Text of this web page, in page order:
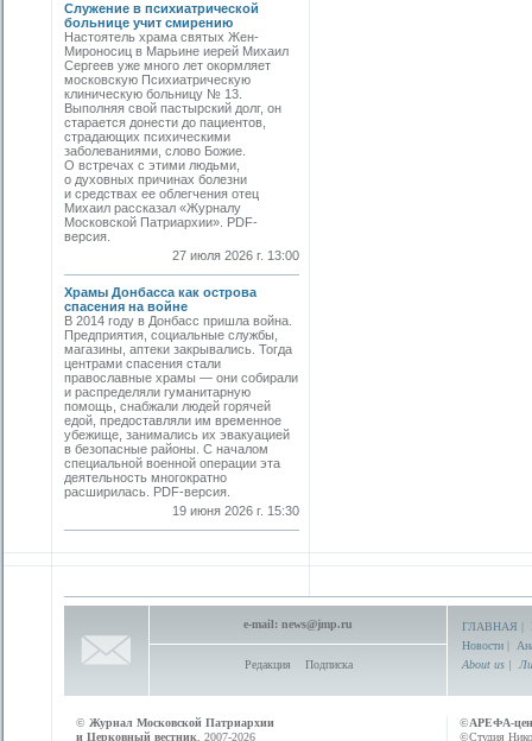
Служение в психиатрической
больнице учит смирению
Настоятель храма святых Жен-
Мироносиц в Марьине иерей Михаил
Сергеев уже много лет окормляет
московскую Психиатрическую
клиническую больницу № 13.
Выполняя свой пастырский долг, он
старается донести до пациентов,
страдающих психическими
заболеваниями, слово Божие.
О встречах с этими людьми,
о духовных причинах болезни
и средствах ее облегчения отец
Михаил рассказал «Журналу
Московской Патриархии». PDF-
версия.
27 июля 2026 г. 13:00
Храмы Донбасса как острова
спасения на войне
В 2014 году в Донбасс пришла война.
Предприятия, социальные службы,
магазины, аптеки закрывались. Тогда
центрами спасения стали
православные храмы — они собирали
и распределяли гуманитарную
помощь, снабжали людей горячей
едой, предоставляли им временное
убежище, занимались их эвакуацией
в безопасные районы. С началом
специальной военной операции эта
деятельность многократно
расширилась. PDF-версия.
19 июня 2026 г. 15:30
e-mail: news@jmp.ru
Редакция Подписка
ГЛАВНАЯ |
Новости |
About us |
© Журнал Московской Патриархии
и Церковный вестник , 2007-2026
©АРЕФА-
©Студия